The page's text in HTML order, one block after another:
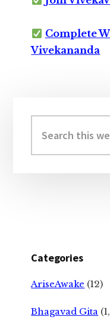
Complete
Vivekananda
Sidebar
this
website
Categories
AriseAwake (12)
Bhagavad Gita